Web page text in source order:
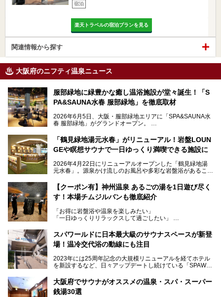
宿泊
楽天トラベルの宿泊プランを見る
関連情報から探す
大阪府のニフティ温泉ニュース
服部緑地に緑豊かな癒し温浴施設が堂々誕生！「S
PA&SAUNA水春 服部緑地」を徹底取材
2026年6月5日、大阪・服部緑地エリアに「SPA&SAUNA水
春 服部緑地」がグランドオープン。
当初の計画から約5年の時を経て誕生した本施設は、温泉・
サウナ・岩盤浴・フィットネス・ラウンジ・レストランなど
を融合した、これまでの“水春”のイメージをさらに進化させ
今回はオープン前の内覧会に参加し、館内のこだわりポイン
サウナー注目の3種のサウナや160cmの深水風呂、没入感の
高い岩盤浴エリア、日本最大の台数を誇る最新AIフィットネ
スマシンなど、見どころ満載の館内を詳しくご紹介します。
「鶴見緑地湯元水春」がリニューアル！岩盤LOUN
GEや瞑想サウナで一日ゆっくり満喫できる施設に
2026年4月22日にリニューアルオープンした「鶴見緑地湯
元水春」。源泉かけ流しのお風呂や多彩な岩盤浴があること
に“一日中くつろげる場所”としてパワーアップしています。
今回のリニューアルでは、新たに登場した瞑想サウナをはじ
見どころが盛りだくさん。日常の疲れを癒やしたい方はもち
ろん、休日にゆったり過ごしたい方にもぴったりの内容とな
本記事では、そんなリニューアル後の注目ポイントを詳しく
紹介します。これから「鶴見緑地湯元水春」に訪れる方や、
い。
【クーポン有】神州温泉 あるごの湯を1日遊び尽く
す！本場チムジルバンも徹底紹介
「お得に岩盤浴や温泉を楽しみたい」
「一日ゆっくりリラックスして過ごしたい」
利用できる「神州温泉 あるごの湯」です。
あるごの湯は、大阪府豊中市にある日帰り温浴施設で、阪急
チムジルバン（岩盤浴）を中心に、発汗・リラックス・漫画
タイムまで満喫できる長時間滞在型の施設なので、一日中ゆ
る迫力ある熱波パフォーマンスも毎日行われており、“とと
のう”体験をしっかり楽しめるのもポイントです。
スパワールドに日本最大級のサウナスペースが新登
場！温冷交代浴の動線にも注目
2023年には25周年記念の大規模リニューアルを経てホテル
を新設するなど、日々アップデートし続けている「SPAWO
そんなスパワールドが2025年11月15日（土）に、新たな浴
室や日本最大級140人収容の大規模サウナを携えてリニュー
アルオープン！浴室である4F・6Fそれぞれにリニューアル
大阪府でサウナがオススメの温泉・スパ・スーパー
銭湯30選